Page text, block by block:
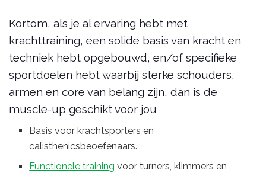
Kortom, als je al ervaring hebt met
krachttraining, een solide basis van kracht en
techniek hebt opgebouwd, en/of specifieke
sportdoelen hebt waarbij sterke schouders,
armen en core van belang zijn, dan is de
muscle-up geschikt voor jou
Basis voor krachtsporters en
calisthenicsbeoefenaars.
Functionele training voor turners, klimmers en